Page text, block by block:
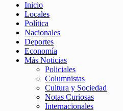
Inicio
Locales
Política
Nacionales
Deportes
Economía
Más Noticias
Policiales
Columnistas
Cultura y Sociedad
Notas Curiosas
Internacionales